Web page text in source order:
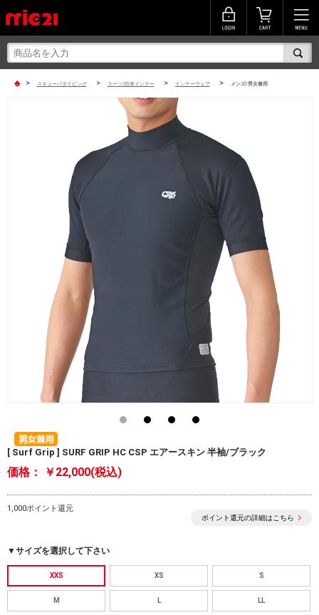
> スキューバダイビング > スーツ/防寒インナー > インナーウェア > メンズ/男女兼用
[ Surf Grip ] SURF GRIP HC CSP エアースキン 半袖/ブラック
価格： ￥22,000(税込)
1,000ポイント還元
ポイント還元の詳細はこちら
▼サイズを選択して下さい
XXS XS S
M L LL